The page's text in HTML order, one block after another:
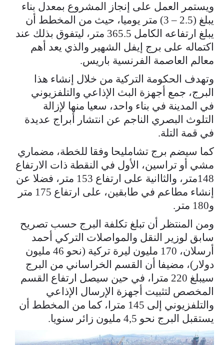
ويستمر العمل على إنجاز المشروع بمعدل بناء
يبلغ (2.5 – 3) متر يوميا، حيث من المخطط أن
يبلغ ارتفاعه الكامل 365.5 متر، ليتفوق بذلك عند
اكتماله على برج إيفل الشهير والذي يعد أهم
معالم العاصمة الفرنسية باريس.
وتهدف الحكومة التركية من خلال إنشاء هذا
البرج، جمع أجهزة البث الإذاعي والتلفزيوني
في المدينة في بناء واحد، سعيا منها لإزالة
التلوث البصري الناجم عن انتشار أبراج عديدة
في قمة التلة.
كما سيضم برج تشامليحا وفقا للخطة، مضماري
مشي أو تراسين، الأول في النقطة ذات الارتفاع
148متر، والثاانية على ارتفاع 153 متر، فضلا عن
إنشاء مطاعم في طابقين، على ارتفاع 175 متر
و180 متر.
ومن المنتظر أن تبلغ تكلفة البرج حسب تصريح
سابق لوزير النقل والمواصلات التركي أحمد
أرسلان، 170 مليون ليرة تركية (نحو 46 مليون
دولار)، مضيفا أن القسم الخراساني من البرج
سيبلغ 220 مترا، في حين سيصل ارتفاع القسم
المخصص لتثبيت أجهزة الإرسال الإذاعي
والتلفزيوني إلى 145 مترا، كما من المخطط أن
يستقبل البرج نحو 4,5 مليون زائر سنويا.